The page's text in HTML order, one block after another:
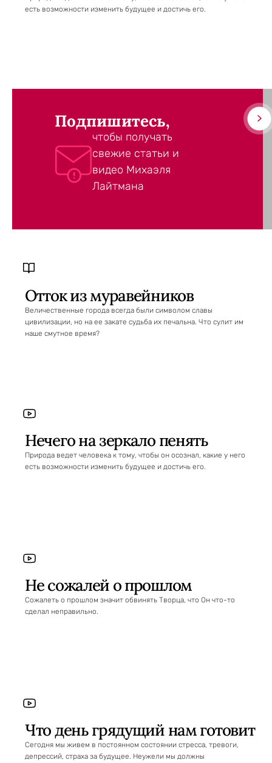
есть возможности изменить будущее и достичь его.
Подпишитесь,
чтобы получать
свежие статьи и
видео Михаэля
Лайтмана
Отток из муравейников
Величественные города всегда были символом славы
цивилизации, но на ее закате судьба их печальна. Что сулит им
наше смутное время?
Нечего на зеркало пенять
Природа ведет человека к тому, чтобы он осознал, какие у него
есть возможности изменить будущее и достичь его.
Не сожалей о прошлом
Сожалеть о прошлом значит обвинять Творца, что Он что-то
сделал неправильно.
Что день грядущий нам готовит
Сегодня мы живем в постоянном состоянии стресса, тревоги,
депрессий, страха за будущее. Неужели мы должны